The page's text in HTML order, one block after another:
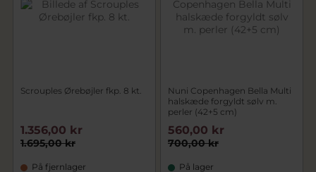
Scrouples Ørebøjler fkp. 8 kt.
1.695,00 kr
1.356,00 kr
På fjernlager
Nuni Copenhagen Bella Multi
halskæde forgyldt sølv m.
perler (42+5 cm)
700,00 kr
560,00 kr
På lager